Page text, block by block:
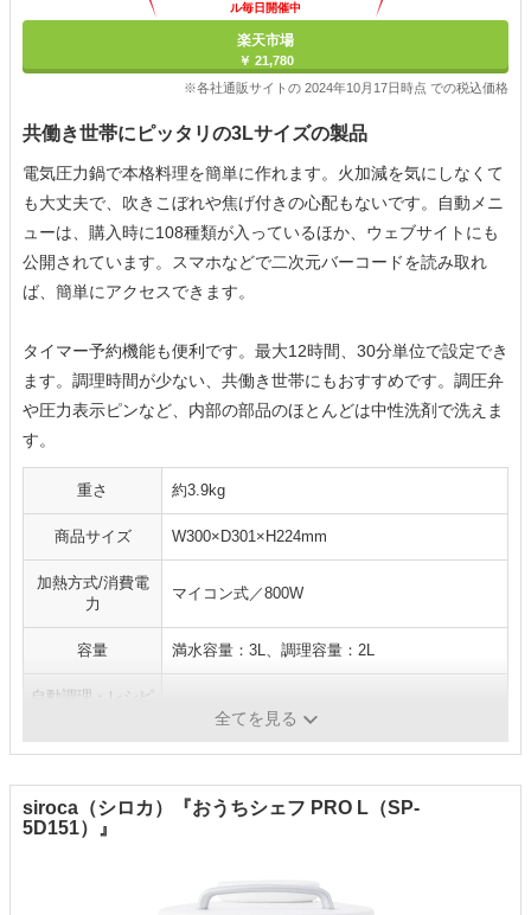
ル毎日開催中
楽天市場
￥ 21,780
※各社通販サイトの 2024年10月17日時点 での税込価格
共働き世帯にピッタリの3Lサイズの製品
電気圧力鍋で本格料理を簡単に作れます。火加減を気にしなくて
も大丈夫で、吹きこぼれや焦げ付きの心配もないです。自動メニ
ューは、購入時に108種類が入っているほか、ウェブサイトにも
公開されています。スマホなどで二次元バーコードを読み取れ
ば、簡単にアクセスできます。
タイマー予約機能も便利です。最大12時間、30分単位で設定でき
ます。調理時間が少ない、共働き世帯にもおすすめです。調圧弁
や圧力表示ピンなど、内部の部品のほとんどは中性洗剤で洗えま
す。
重さ 約3.9kg
商品サイズ W300×D301×H224mm
加熱方式/消費電
力
マイコン式／800W
容量 満水容量：3L、調理容量：2L
自動調理・レシピ
全てを見る
siroca（シロカ）『おうちシェフ PRO L（SP-
5D151）』